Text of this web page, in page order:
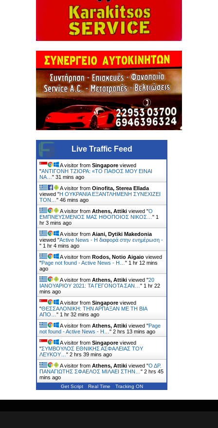
Live Traffic Feed
A visitor from Singapore viewed
"ΑΝΤΙΓΟΝΗ ΤΖΙΟΡΑ: «ΤΟ ΠΑΘΟΣ ΜΟΥ ΕΙΝΑΙ
ΝΑ… " 31 mins ago
A visitor from Oinofita, Sterea Ellada
viewed "H ΟΥΚΡΑΝΙΑ ΕΞΑΝΤΛΗΜΕΝΗ ΣΥΝΕΧΙΖΕΙ
ΤΟΝ… " 46 mins ago
A visitor from Athens, Attiki viewed "Ο
ΕΜΠΝΕΥΣΜΕΝΟΣ ΜΑΣ ΗΘΟΠΟΙΟΣ ΝΙΚΟΣ… " 1
hr 3 mins ago
A visitor from Aiani, Dytiki Makedonia
viewed "Active News - Η διαφορά στην ενημέρωση -
" 1 hr 4 mins ago
A visitor from Rodos, Notio Aigaio viewed
"Page not found - Active News - Η… " 1 hr 12 mins
ago
A visitor from Athens, Attiki viewed "20
ΙΑΝΟΥΑΡΙΟΥ 2021: ΤΑ ΓΕΓΟΝΟΤΑ ΣΑΝ… " 1 hr 22
mins ago
A visitor from Singapore viewed
"ΘΕΣΣΑΛΟΝΙΚΗ: ΤΗΝ ΑΡΠΑΞΑΝ ΜΕ ΤΗ ΒΙΑ
ΑΠΟ… " 1 hr 32 mins ago
A visitor from Athens, Attiki viewed "Page
not found - Active News - Η… " 2 hrs 13 mins ago
A visitor from Singapore viewed
"ΣΥΜΒΟΥΛΟΣ ΕΘΝΙΚHΣ ΑΣΦAΛΕΙΑΣ ΤΟΥ
ΛΕΥΚΟY… " 2 hrs 39 mins ago
A visitor from Athens, Attiki viewed "Ο ΔΡ.
ΠΑΝΑΓΙΩΤΗΣ ΣΦΑΕΛΟΣ ΜΙΛΑΕΙ ΣΤΗΝ… " 2 hrs 45
mins ago
Get Script Real Time Tracking ON